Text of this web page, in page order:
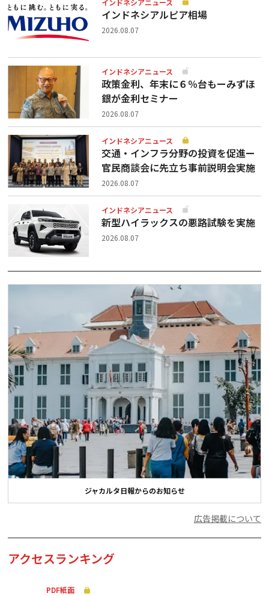
インドネシアルピア相場
2026.08.07
インドネシアニュース
政策金利、年末に６％台もーみずほ
銀が金利セミナー
2026.08.07
インドネシアニュース
交通・インフラ分野の投資を促進ー
官民商談会に先立ち事前説明会実施
2026.08.07
インドネシアニュース
新型ハイラックスの悪路試験を実施
2026.08.07
ジャカルタ日報からのお知らせ
広告掲載について
アクセスランキング
PDF紙面